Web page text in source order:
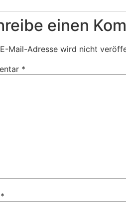
einen
Mail-Adresse wird nicht
*
*